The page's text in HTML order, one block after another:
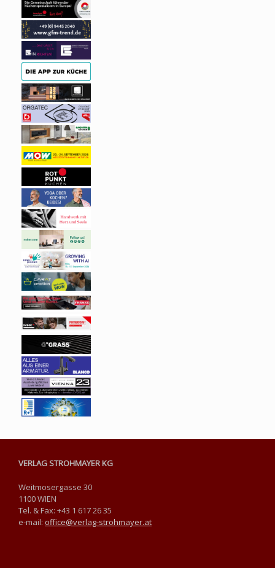
VERLAG STROHMAYER KG
Weitmosergasse 30
1100 WIEN
Tel. & Fax: +43 1 617 26 35
e-mail: office@verlag-strohmayer.at